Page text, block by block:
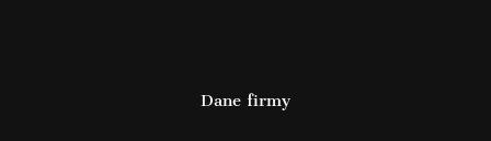
Dane firmy